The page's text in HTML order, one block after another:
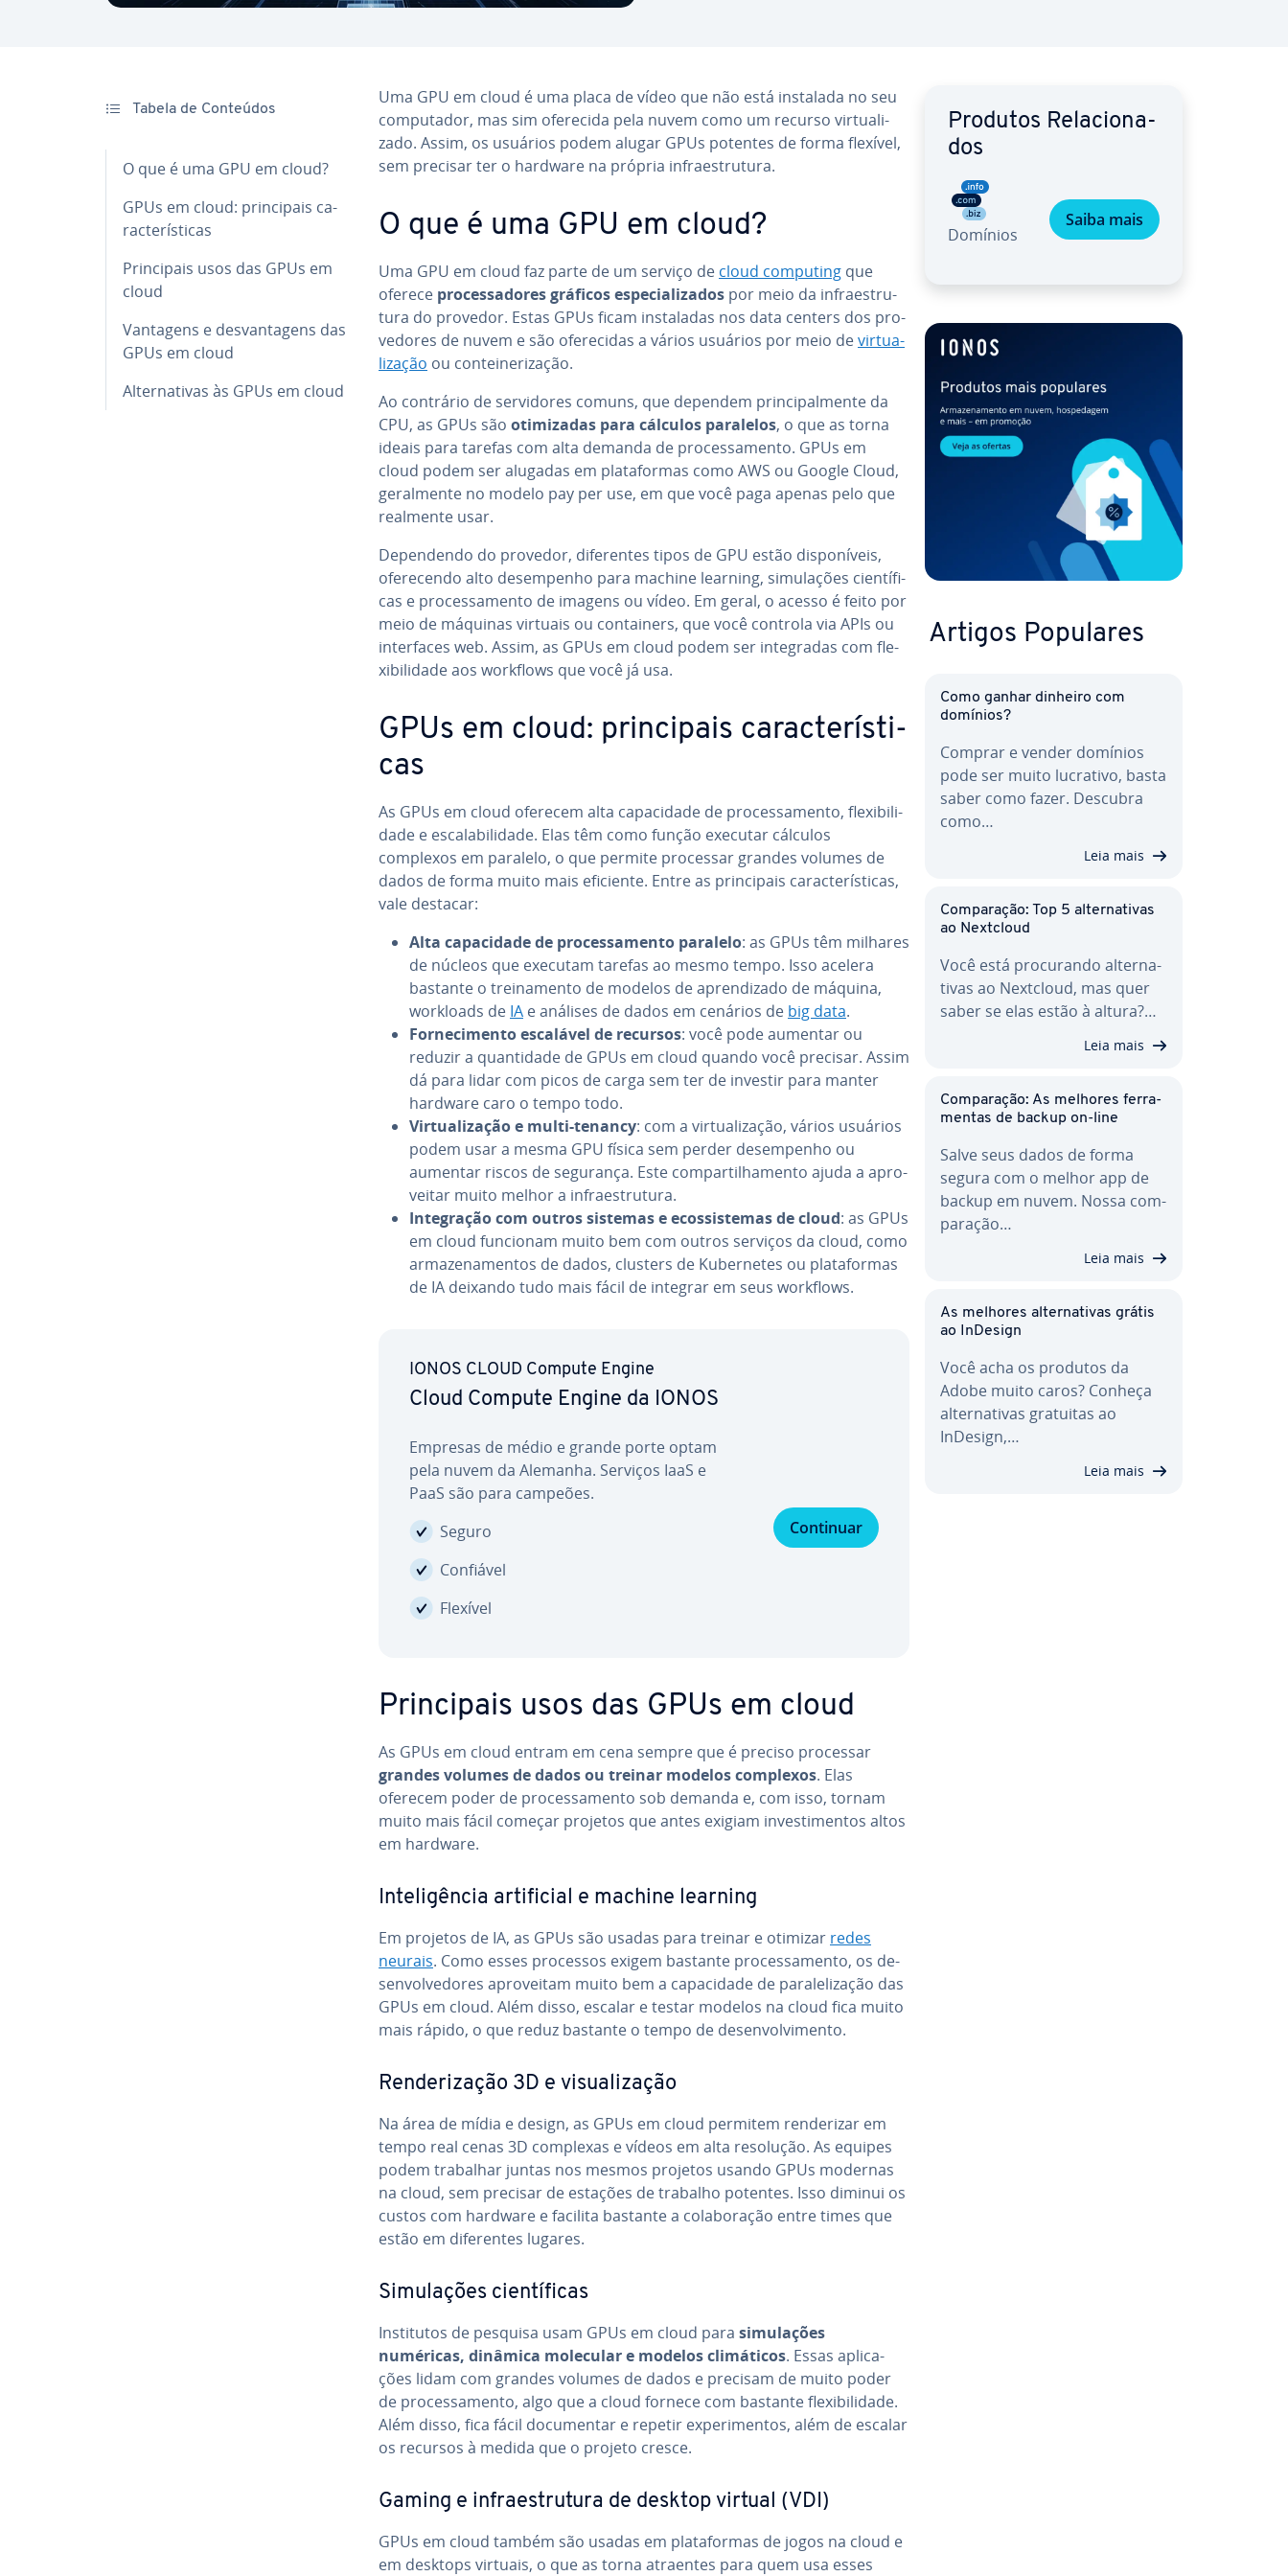
Tabela de Conteúdos
O que é uma GPU em cloud?
GPUs em cloud: prin­ci­pais ca­
rac­te­rís­ti­cas
Prin­ci­pais usos das GPUs em
cloud
Vantagens e des­van­ta­gens das
GPUs em cloud
Al­ter­na­ti­vas às GPUs em cloud
Uma GPU em cloud é uma placa de vídeo que não está instalada no seu
com­pu­ta­dor, mas sim oferecida pela nuvem como um recurso vir­tu­a­li­
zado. Assim, os usuários podem alugar GPUs potentes de forma flexível,
sem precisar ter o hardware na própria in­fra­es­tru­tura.
O que é uma GPU em cloud?
Uma GPU em cloud faz parte de um serviço de cloud computing que
oferece pro­ces­sa­do­res gráficos es­pe­ci­a­li­za­dos por meio da in­fra­es­tru­
tura do provedor. Estas GPUs ficam ins­ta­la­das nos data centers dos pro­
ve­do­res de nuvem e são ofe­re­ci­das a vários usuários por meio devir­tu­a­
li­za­ção ou con­tei­ne­ri­za­ção.
Ao contrário de ser­vi­do­res comuns, que dependem prin­ci­pal­mente da
CPU, as GPUs são oti­mi­za­das para cálculos paralelos, o que as torna
ideais para tarefas com alta demanda de pro­ces­sa­mento. GPUs em
cloud podem ser alugadas em pla­ta­for­mas como AWS ou Google Cloud,
ge­ral­mente no modelo pay per use, em que você paga apenas pelo que
realmente usar.
De­pen­dendo do provedor, di­fe­ren­tes tipos de GPU estão dis­po­ní­veis,
ofe­re­cendo alto de­sem­pe­nho para machine learning, si­mu­la­ções ci­en­tí­fi­
cas e pro­ces­sa­mento de imagens ou vídeo. Em geral, o acesso é feito por
meio de máquinas virtuais ou con­tai­ners, que você controla via APIs ou
in­ter­fa­ces web. Assim, as GPUs em cloud podem ser in­te­gra­das com fle­
xi­bi­li­dade aos workflows que você já usa.
GPUs em cloud: prin­ci­pais ca­rac­te­rís­ti­
cas
As GPUs em cloud oferecem alta ca­pa­ci­dade de pro­ces­sa­mento, fle­xi­bi­li­
dade e es­ca­la­bi­li­dade. Elas têm como função executar cálculos
complexos em paralelo, o que permite processar grandes volumes de
dados de forma muito mais eficiente. Entre as prin­ci­pais ca­rac­te­rís­ti­cas,
vale destacar:
Alta ca­pa­ci­dade de pro­ces­sa­mento paralelo: as GPUs têm milhares
de núcleos que executam tarefas ao mesmo tempo. Isso acelera
bastante o trei­na­mento de modelos de apren­di­zado de máquina,
workloads de IA e análises de dados em cenários de big data.
For­ne­ci­mento escalável de recursos: você pode aumentar ou
reduzir a quan­ti­dade de GPUs em cloud quando você precisar. Assim
dá para lidar com picos de carga sem ter de investir para manter
hardware caro o tempo todo.
Vir­tu­a­li­za­ção e multi-tenancy: com a vir­tu­a­li­za­ção, vários usuários
podem usar a mesma GPU física sem perder de­sem­pe­nho ou
aumentar riscos de segurança. Este com­par­ti­lha­mento ajuda a apro­
vei­tar muito melhor a in­fra­es­tru­tura.
In­te­gra­ção com outros sistemas e ecos­sis­te­mas de cloud: as GPUs
em cloud funcionam muito bem com outros serviços da cloud, como
ar­ma­ze­na­men­tos de dados, clusters de Ku­ber­ne­tes ou pla­ta­for­mas
de IA deixando tudo mais fácil de integrar em seus workflows.
IONOS CLOUD Compute Engine
Cloud Compute Engine da IONOS
Empresas de médio e grande porte optam
pela nuvem da Alemanha. Serviços IaaS e
PaaS são para campeões.
Seguro
Confiável
Flexível
Continuar
Prin­ci­pais usos das GPUs em cloud
As GPUs em cloud entram em cena sempre que é preciso processar
grandes volumes de dados ou treinar modelos complexos. Elas
oferecem poder de pro­ces­sa­mento sob demanda e, com isso, tornam
muito mais fácil começar projetos que antes exigiam in­ves­ti­men­tos altos
em hardware.
In­te­li­gên­cia ar­ti­fi­cial e machine learning
Em projetos de IA, as GPUs são usadas para treinar e otimizar redes
neurais. Como esses processos exigem bastante pro­ces­sa­mento, os de­
sen­vol­ve­do­res apro­vei­tam muito bem a ca­pa­ci­dade de pa­ra­le­li­za­ção das
GPUs em cloud. Além disso, escalar e testar modelos na cloud fica muito
mais rápido, o que reduz bastante o tempo de de­sen­vol­vi­mento.
Ren­de­ri­za­ção 3D e vi­su­a­li­za­ção
Na área de mídia e design, as GPUs em cloud permitem ren­de­ri­zar em
tempo real cenas 3D complexas e vídeos em alta resolução. As equipes
podem trabalhar juntas nos mesmos projetos usando GPUs modernas
na cloud, sem precisar de estações de trabalho potentes. Isso diminui os
custos com hardware e facilita bastante a co­la­bo­ra­ção entre times que
estão em di­fe­ren­tes lugares.
Si­mu­la­ções ci­en­tí­fi­cas
Ins­ti­tu­tos de pesquisa usam GPUs em cloud para si­mu­la­ções
numéricas, dinâmica molecular e modelos cli­má­ti­cos. Essas apli­ca­
ções lidam com grandes volumes de dados e precisam de muito poder
de pro­ces­sa­mento, algo que a cloud fornece com bastante fle­xi­bi­li­dade.
Além disso, fica fácil do­cu­men­tar e repetir ex­pe­ri­men­tos, além de escalar
os recursos à medida que o projeto cresce.
Gaming e in­fra­es­tru­tura de desktop virtual (VDI)
GPUs em cloud também são usadas em pla­ta­for­mas de jogos na cloud e
em desktops virtuais, o que as torna atraentes para quem usa esses
Produtos Re­la­ci­o­na­
dos
Domínios
Saiba mais
Artigos Populares
Como ganhar dinheiro com
domínios?
Comprar e vender domínios
pode ser muito lucrativo, basta
saber como fazer. Descubra
como…
Leia mais
Com­pa­ra­ção: Top 5 al­ter­na­ti­vas
ao Nextcloud
Você está pro­cu­rando al­ter­na­
ti­vas ao Nextcloud, mas quer
saber se elas estão à altura?…
Leia mais
Com­pa­ra­ção: As melhores fer­ra­
men­tas de backup on-line
Salve seus dados de forma
segura com o melhor app de
backup em nuvem. Nossa com­
pa­ra­ção…
Leia mais
As melhores al­ter­na­ti­vas grátis
ao InDesign
Você acha os produtos da
Adobe muito caros? Conheça
al­ter­na­ti­vas gratuitas ao
InDesign,…
Leia mais